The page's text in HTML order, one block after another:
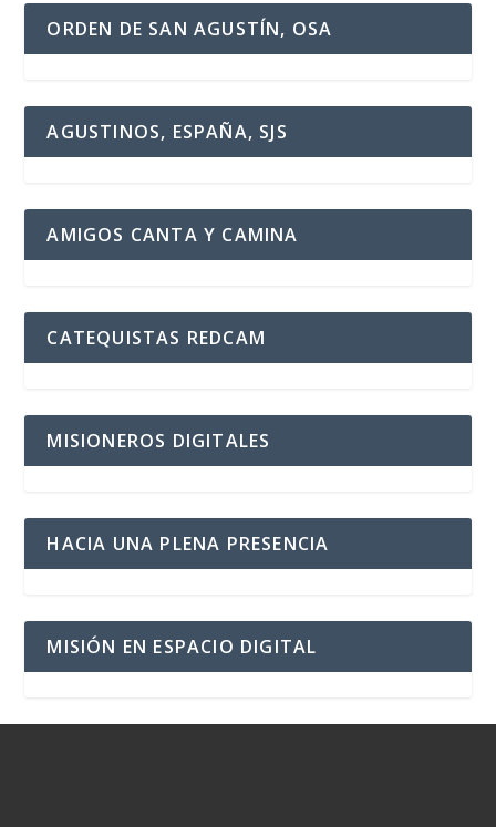
ORDEN DE SAN AGUSTÍN, OSA
AGUSTINOS, ESPAÑA, SJS
AMIGOS CANTA Y CAMINA
CATEQUISTAS REDCAM
MISIONEROS DIGITALES
HACIA UNA PLENA PRESENCIA
MISIÓN EN ESPACIO DIGITAL